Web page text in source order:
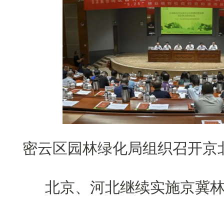
密云区园林绿化局组织召开京
北京、河北继续实施京冀